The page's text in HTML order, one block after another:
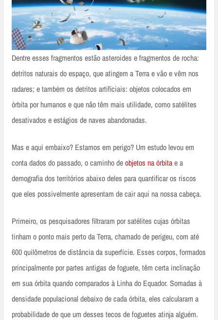
Dentre esses fragmentos estão asteroides e fragmentos de rocha:
detritos naturais do espaço, que atingem a Terra e vão e vêm nos
radares; e também os detritos artificiais: objetos colocados em
órbita por humanos e que não têm mais utilidade, como satélites
desativados e estágios de naves abandonadas.
Mas e aqui embaixo? Estamos em perigo? Um estudo levou em
conta dados do passado, o caminho deobjetos na órbitae a
demografia dos territórios abaixo deles para quantificar os riscos
que eles possivelmente apresentam de cair aqui na nossa cabeça.
Primeiro, os pesquisadores filtraram por satélites cujas órbitas
tinham o ponto mais perto da Terra, chamado de perigeu, com até
600 quilômetros de distância da superfície. Esses corpos, formados
principalmente por partes antigas de foguete, têm certa inclinação
em sua órbita quando comparados à Linha do Equador. Somadas à
densidade populacional debaixo de cada órbita, eles calcularam a
probabilidade de que um desses tecos de foguetes atinja alguém.